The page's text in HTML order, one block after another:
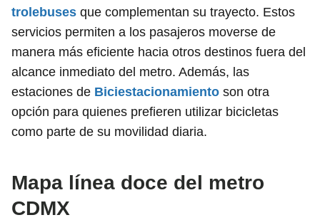
trolebuses que complementan su trayecto. Estos
servicios permiten a los pasajeros moverse de
manera más eficiente hacia otros destinos fuera del
alcance inmediato del metro. Además, las
estaciones de Biciestacionamiento son otra
opción para quienes prefieren utilizar bicicletas
como parte de su movilidad diaria.
Mapa línea doce del metro
CDMX